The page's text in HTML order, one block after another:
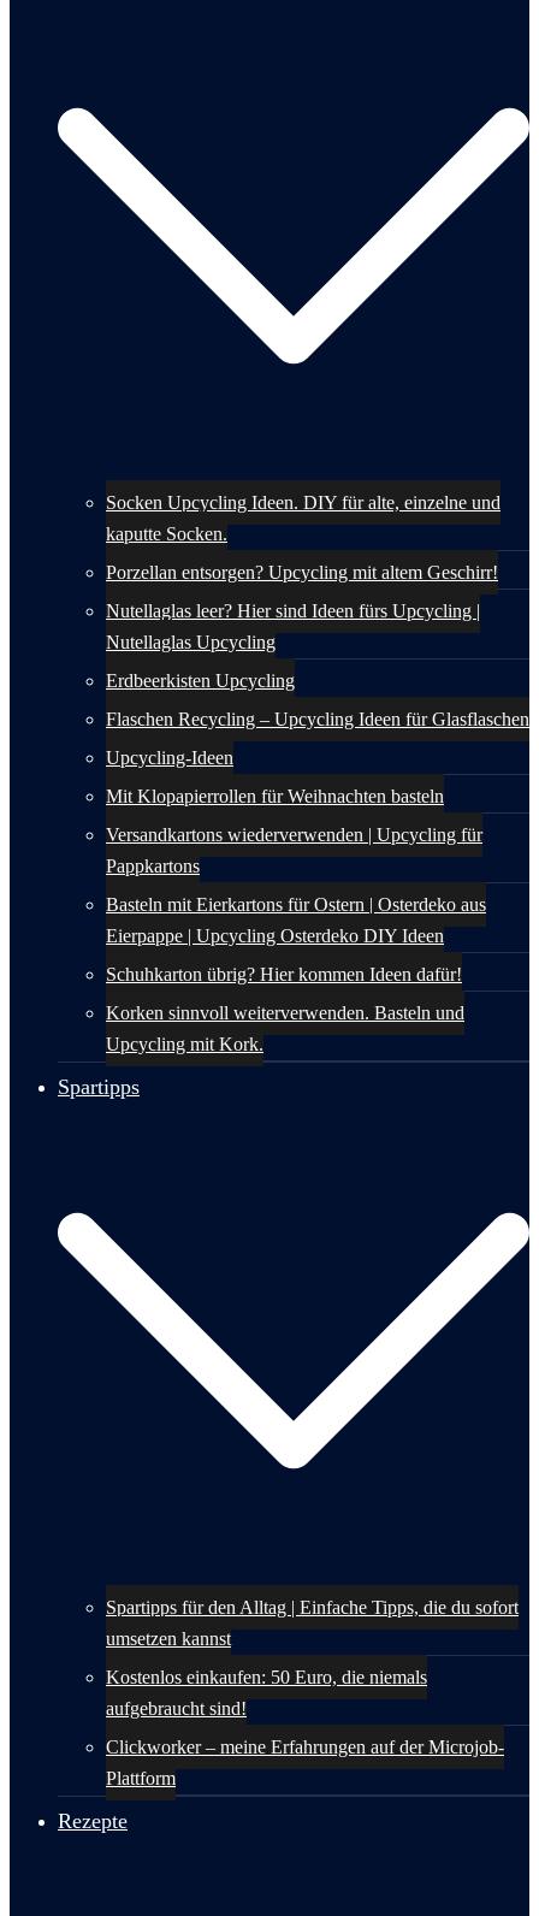
Socken Upcycling Ideen. DIY für alte, einzelne und
kaputte Socken.
Porzellan entsorgen? Upcycling mit altem Geschirr!
Nutellaglas leer? Hier sind Ideen fürs Upcycling |
Nutellaglas Upcycling
Erdbeerkisten Upcycling
Flaschen Recycling – Upcycling Ideen für Glasflaschen
Upcycling-Ideen
Mit Klopapierrollen für Weihnachten basteln
Versandkartons wiederverwenden | Upcycling für
Pappkartons
Basteln mit Eierkartons für Ostern | Osterdeko aus
Eierpappe | Upcycling Osterdeko DIY Ideen
Schuhkarton übrig? Hier kommen Ideen dafür!
Korken sinnvoll weiterverwenden. Basteln und
Upcycling mit Kork.
Spartipps
Spartipps für den Alltag | Einfache Tipps, die du sofort
umsetzen kannst
Kostenlos einkaufen: 50 Euro, die niemals
aufgebraucht sind!
Clickworker – meine Erfahrungen auf der Microjob-
Plattform
Rezepte